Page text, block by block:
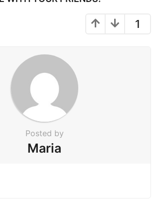
1
Posted by
Maria